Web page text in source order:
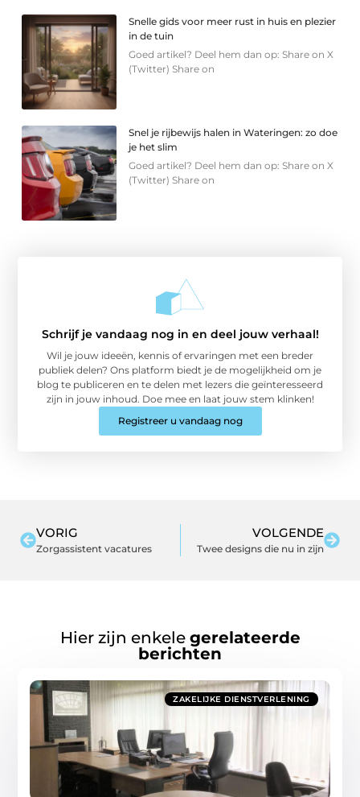
Snelle gids voor meer rust in huis en plezier
in de tuin
Goed artikel? Deel hem dan op: Share on X
(Twitter) Share on
Snel je rijbewijs halen in Wateringen: zo doe
je het slim
Goed artikel? Deel hem dan op: Share on X
(Twitter) Share on
Schrijf je vandaag nog in en deel jouw verhaal!
Wil je jouw ideeën, kennis of ervaringen met een breder
publiek delen? Ons platform biedt je de mogelijkheid om je
blog te publiceren en te delen met lezers die geïnteresseerd
zijn in jouw inhoud. Doe mee en laat jouw stem klinken!
Registreer u vandaag nog
VORIG
Zorgassistent vacatures
VOLGENDE
Twee designs die nu in zijn
Hier zijn enkele gerelateerde
berichten
ZAKELIJKE DIENSTVERLENING